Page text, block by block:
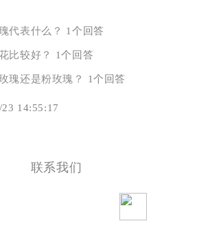
代表什么？ 1个回答
比较好？ 1个回答
瑰还是粉玫瑰？ 1个回答
14:55:17
联系我们